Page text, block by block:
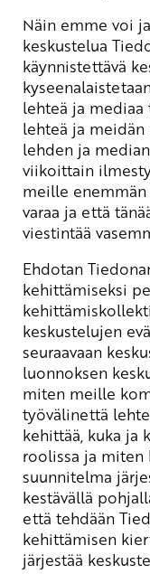
Näin emme voi
keskustelua
käynnistettävä
lehteä ja mediaa
lehteä ja meidän
lehden ja
viikoittain
meille
varaa ja että
viestintää
Ehdotan
kehittämiseksi
keskustelujen
seuraavaan
luonnoksen
miten meille
työvälinettä
kehittää, kuka ja
roolissa ja miten
suunnitelma
kestävällä
että tehdään
kehittämisen
järjestää